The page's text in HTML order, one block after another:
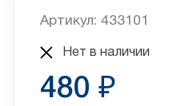
Артикул: 433101
Нет в наличии
480 ₽